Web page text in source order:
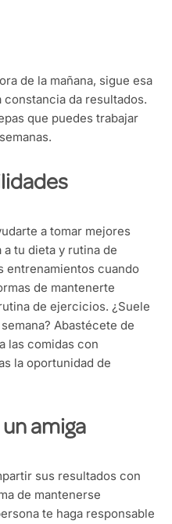
de la mañana, sigue esa
constancia da resultados.
que puedes trabajar
a tomar mejores
tu dieta y rutina de
entrenamientos cuando
de mantenerte
de ejercicios. ¿Suele
Abastécete de
las comidas con
la oportunidad de
amiga
sus resultados con
de mantenerse
te haga responsable